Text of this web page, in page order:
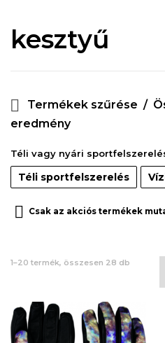
kesztyű
Termékek szűrése
eredmény
Téli vagy nyári
Téli sportfelszerelés
Csak az akciós termékek
1–20 termék, összesen 28 db